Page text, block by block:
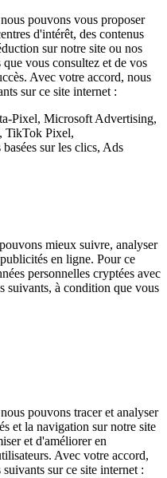
pouvons vous proposer
d'intérêt, des contenus
sur notre site ou nos
vous consultez et de vos
Avec votre accord, nous
sur ce site internet :
Pixel, Microsoft Advertising,
TikTok Pixel,
sur les clics, Ads
mieux suivre, analyser
en ligne. Pour ce
personnelles cryptées avec
suivants, à condition que vous
pouvons tracer et analyser
et la navigation sur notre site
et d'améliorer en
Avec votre accord,
sur ce site internet :